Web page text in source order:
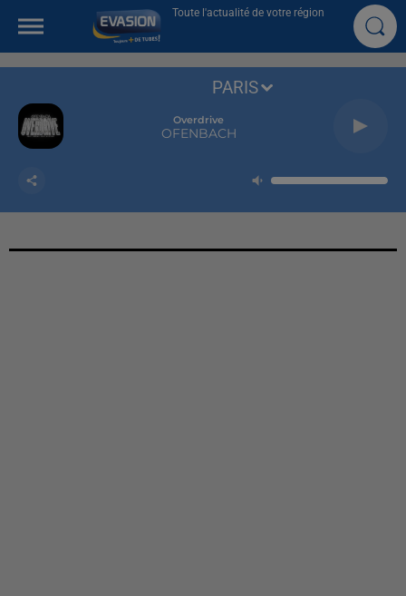
Toute l'actualité de votre région
Overdrive
OFENBACH
PARIS